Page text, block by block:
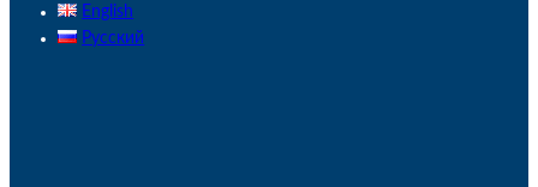
English
Русский